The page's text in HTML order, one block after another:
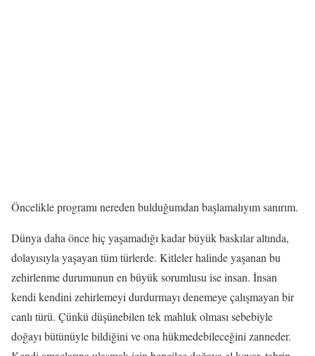
Öncelikle programı nereden bulduğumdan başlamalıyım sanırım.
Dünya daha önce hiç yaşamadığı kadar büyük baskılar altında,
dolayısıyla yaşayan tüm türlerde. Kitleler halinde yaşanan bu
zehirlenme durumunun en büyük sorumlusu ise insan. İnsan
kendi kendini zehirlemeyi durdurmayı denemeye çalışmayan bir
canlı türü. Çünkü düşünebilen tek mahluk olması sebebiyle
doğayı bütünüyle bildiğini ve ona hükmedebileceğini zanneder.